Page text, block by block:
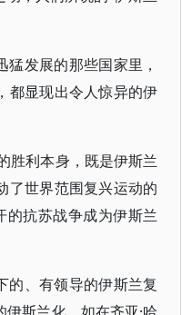
发展的那些国家里，
都显现出令人惊异的伊
胜利本身，既是伊斯兰
了世界范围复兴运动的
的抗苏战争成为伊斯兰
的、有领导的伊斯兰复